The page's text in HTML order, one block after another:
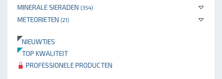
MINERALE SIERADEN (354)
METEORIETEN (21)
NIEUWTJES
TOP KWALITEIT
PROFESSIONELE PRODUCTEN